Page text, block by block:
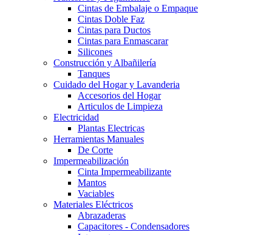
Cintas de Embalaje o Empaque
Cintas Doble Faz
Cintas para Ductos
Cintas para Enmascarar
Silicones
Construcción y Albañilería
Tanques
Cuidado del Hogar y Lavanderia
Accesorios del Hogar
Articulos de Limpieza
Electricidad
Plantas Electricas
Herramientas Manuales
De Corte
Impermeabilización
Cinta Impermeabilizante
Mantos
Vaciables
Materiales Eléctricos
Abrazaderas
Capacitores - Condensadores